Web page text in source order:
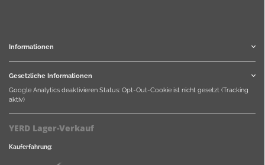
Informationen
Gesetzliche Informationen
Google Analytics deaktivieren Status: Opt-Out-Cookie ist nicht gesetzt (Tracking
aktiv)
YERD Lager-Verkauf
Kauferfahrung: